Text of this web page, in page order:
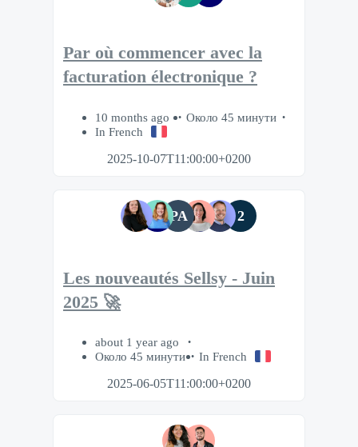
Par où commencer avec la
facturation électronique ?
10 months ago
Около 45 минути
In French
2025-10-07T11:00:00+0200
PA 2
Les nouveautés Sellsy - Juin
2025 🚀
about 1 year ago
Около 45 минути
In French
2025-06-05T11:00:00+0200